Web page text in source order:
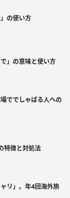
の使い方
」の意味と使い方
ででしゃばる人への
特徴と対処法
リ」。年4回海外旅